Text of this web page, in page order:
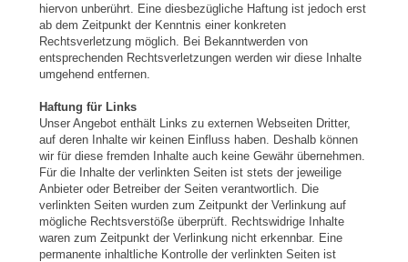
hiervon unberührt. Eine diesbezügliche Haftung ist jedoch erst
ab dem Zeitpunkt der Kenntnis einer konkreten
Rechtsverletzung möglich. Bei Bekanntwerden von
entsprechenden Rechtsverletzungen werden wir diese Inhalte
umgehend entfernen.
Haftung für Links
Unser Angebot enthält Links zu externen Webseiten Dritter,
auf deren Inhalte wir keinen Einfluss haben. Deshalb können
wir für diese fremden Inhalte auch keine Gewähr übernehmen.
Für die Inhalte der verlinkten Seiten ist stets der jeweilige
Anbieter oder Betreiber der Seiten verantwortlich. Die
verlinkten Seiten wurden zum Zeitpunkt der Verlinkung auf
mögliche Rechtsverstöße überprüft. Rechtswidrige Inhalte
waren zum Zeitpunkt der Verlinkung nicht erkennbar. Eine
permanente inhaltliche Kontrolle der verlinkten Seiten ist